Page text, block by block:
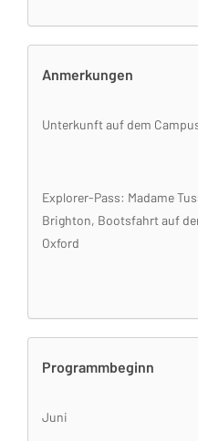
Anmerkungen
Unterkunft auf dem
Explorer-Pass: Madame
Brighton, Bootsfahrt auf
Oxford
Programmbeginn
Juni